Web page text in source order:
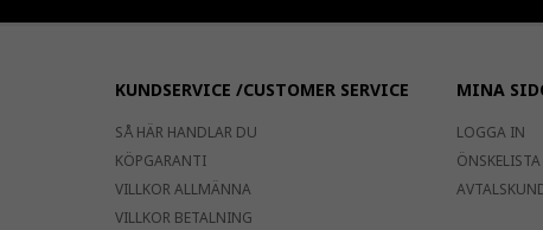
KUNDSERVICE /CUSTOMER SERVICE
SÅ HÄR HANDLAR DU
KÖPGARANTI
VILLKOR ALLMÄNNA
VILLKOR BETALNING
MINA
LOGGA IN